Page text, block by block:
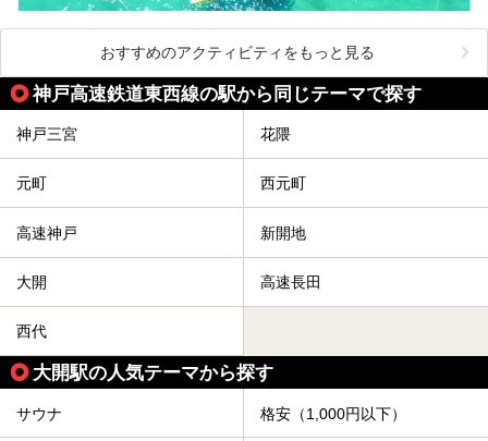
おすすめのアクティビティをもっと見る
神戸高速鉄道東西線の駅から同じテーマで探す
神戸三宮 花隈
元町 西元町
高速神戸 新開地
大開 高速長田
西代
大開駅の人気テーマから探す
サウナ 格安（1,000円以下）